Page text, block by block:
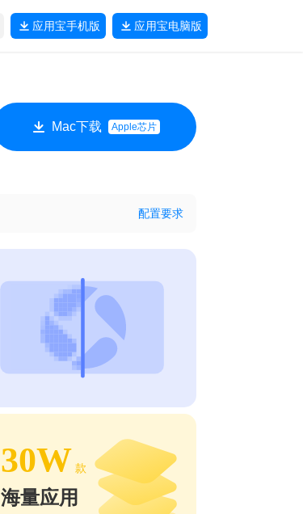
应用宝手机版 应用宝电脑版
Mac下载 Apple芯片
配置要求
30W 款
海量应用